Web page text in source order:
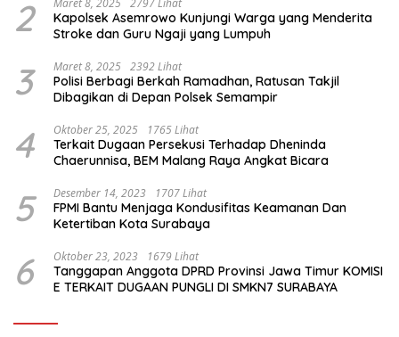
2 Maret 8, 2025 2797 Lihat
Kapolsek Asemrowo Kunjungi Warga yang Menderita
Stroke dan Guru Ngaji yang Lumpuh
3 Maret 8, 2025 2392 Lihat
Polisi Berbagi Berkah Ramadhan, Ratusan Takjil
Dibagikan di Depan Polsek Semampir
4 Oktober 25, 2025 1765 Lihat
Terkait Dugaan Persekusi Terhadap Dheninda
Chaerunnisa, BEM Malang Raya Angkat Bicara
5 Desember 14, 2023 1707 Lihat
FPMI Bantu Menjaga Kondusifitas Keamanan Dan
Ketertiban Kota Surabaya
6 Oktober 23, 2023 1679 Lihat
Tanggapan Anggota DPRD Provinsi Jawa Timur KOMISI
E TERKAIT DUGAAN PUNGLI DI SMKN7 SURABAYA